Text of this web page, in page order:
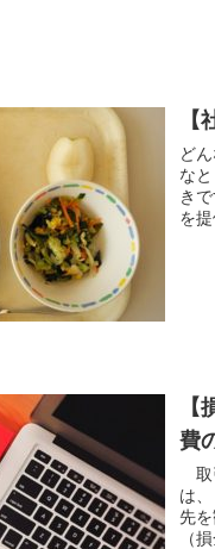
ど
な
き
を
費
取
は
先
（